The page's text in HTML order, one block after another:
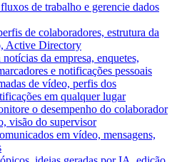
de trabalho e gerencie dados
de colaboradores, estrutura da
Active Directory
notícias da empresa, enquetes,
e notificações pessoais
de vídeo, perfis dos
em qualquer lugar
o desempenho do colaborador
visão do supervisor
em vídeo, mensagens,